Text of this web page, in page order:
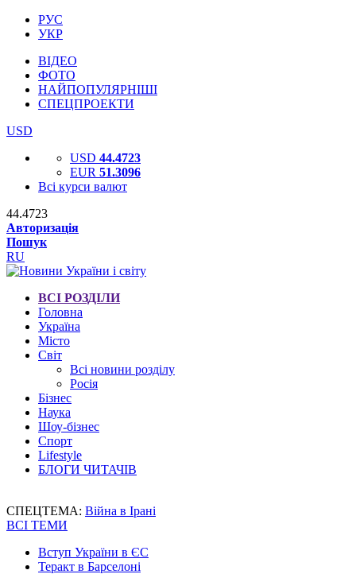
РУС
УКР
ВІДЕО
ФОТО
НАЙПОПУЛЯРНІШІ
СПЕЦПРОЕКТИ
USD
USD 44.4723
EUR 51.3096
Всі курси валют
44.4723
Авторизація
Пошук
RU
ВСІ РОЗДІЛИ
Головна
Україна
Місто
Світ
Всі новини розділу
Росія
Бізнес
Наука
Шоу-бізнес
Спорт
Lifestyle
БЛОГИ ЧИТАЧІВ
СПЕЦТЕМА: Війна в Ірані
ВСІ ТЕМИ
Вступ України в ЄС
Теракт в Барселоні